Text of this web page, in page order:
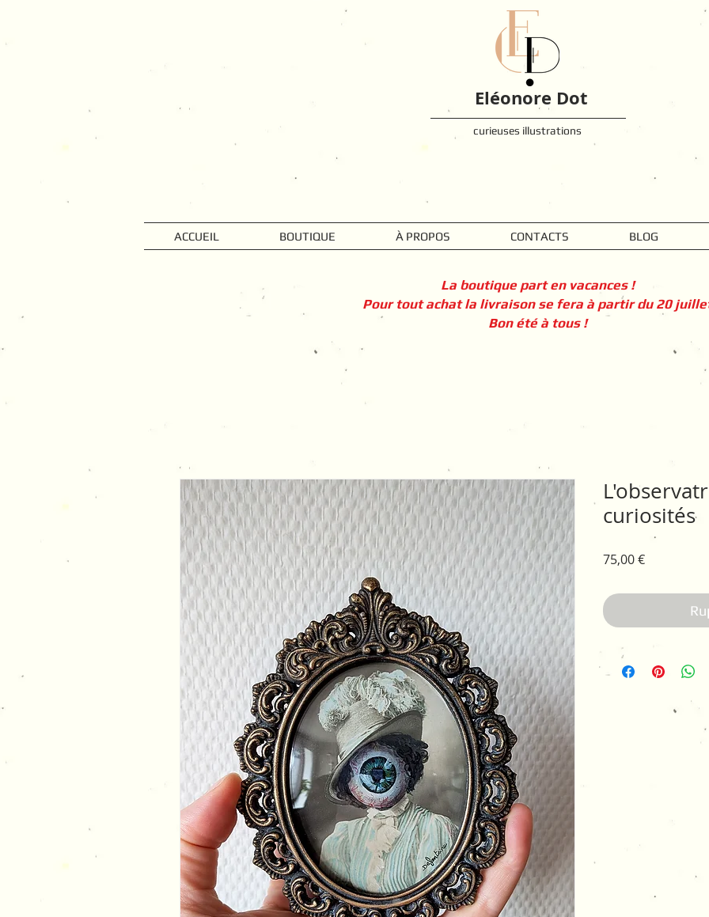
Eléonore Dot
curieuses illustrations
ACCUEIL BOUTIQUE À PROPOS CONTACTS BLOG
La boutique part en vacances !
Pour tout achat la livraison se fera à partir du 20
Bon été à tous !
curiosités
75,00 €Prix